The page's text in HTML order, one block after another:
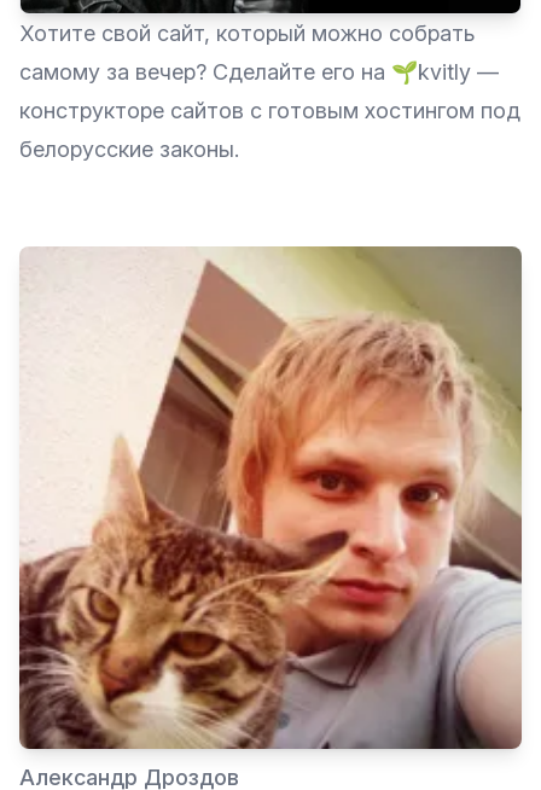
Хотите свой сайт, который можно собрать
самому за вечер? Сделайте его на 🌱kvitly —
конструкторе сайтов с готовым хостингом под
белорусские законы.
Александр Дроздов